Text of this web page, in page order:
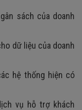
sách của doanh
dữ liệu của doanh
hệ thống hiện có
vụ hỗ trợ khách